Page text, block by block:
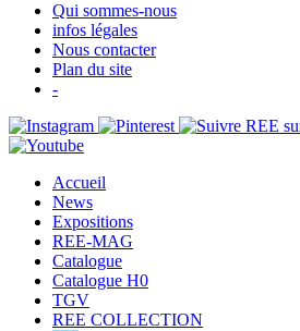
Qui sommes-nous
infos légales
Nous contacter
Plan du site
-
Accueil
News
Expositions
REE-MAG
Catalogue
Catalogue H0
TGV
REE COLLECTION